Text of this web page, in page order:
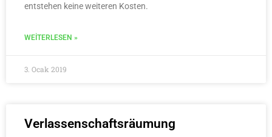
entstehen keine weiteren Kosten.
WEITERLESEN »
3. Ocak 2019
Verlassenschaftsräumung